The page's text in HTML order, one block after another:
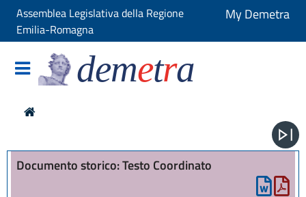
Assemblea Legislativa della Regione
Emilia-Romagna
My Demetra
demetra
Documento storico: Testo Coordinato